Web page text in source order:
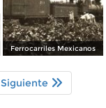
Ferrocarriles Mexicanos
Siguiente